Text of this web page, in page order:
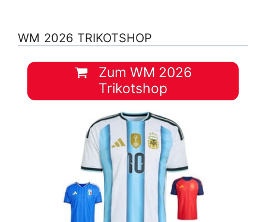
WM 2026 TRIKOTSHOP
Zum WM 2026
Trikotshop